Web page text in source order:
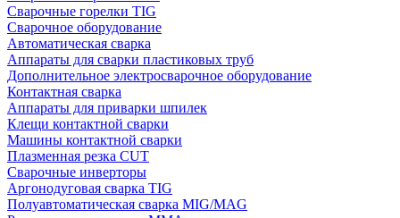
Сварочные горелки TIG
Сварочное оборудование
Автоматическая сварка
Аппараты для сварки пластиковых труб
Дополнительное электросварочное оборудование
Контактная сварка
Аппараты для приварки шпилек
Клещи контактной сварки
Машины контактной сварки
Плазменная резка CUT
Сварочные инверторы
Аргонодуговая сварка TIG
Полуавтоматическая сварка MIG/MAG